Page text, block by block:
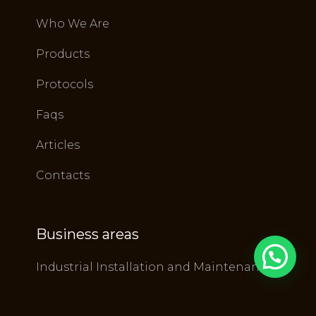
Who We Are
Products
Protocols
Faqs
Articles
Contacts
Business areas
Industrial Installation and Maintenance